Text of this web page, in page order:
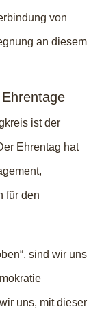
von
an diesem
ist der
Ehrentag hat
für den
sind wir uns
uns, mit dieser